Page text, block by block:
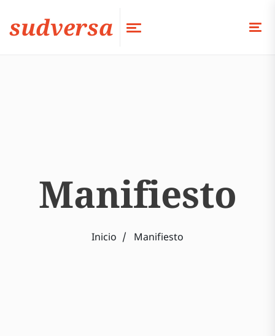
sudversa
Manifiesto
Inicio Manifiesto